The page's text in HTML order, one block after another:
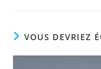
VOUS DEVRIEZ